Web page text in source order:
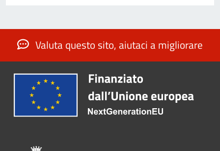
Valuta questo sito, aiutaci a migliorare